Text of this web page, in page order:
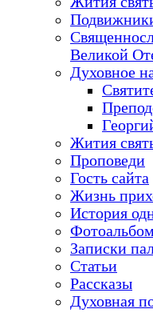
Великой
Духовное
Жития
Проповеди
Гость сайта
Жизнь
История
Записки
Статьи
Рассказы
Духовная